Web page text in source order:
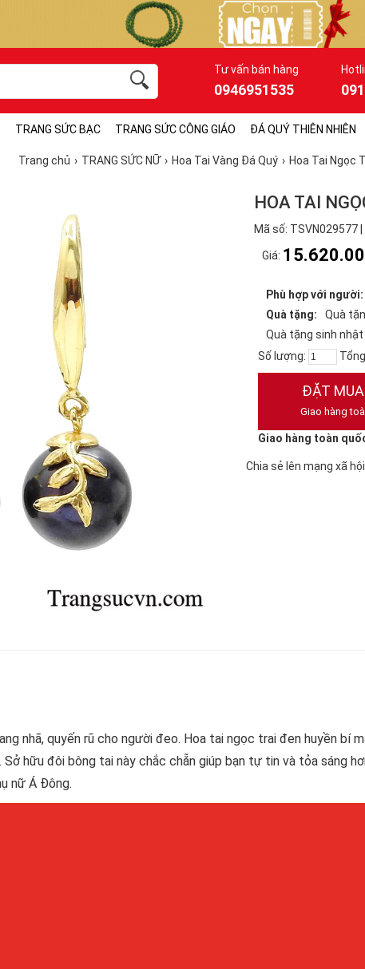
Tư vấn bán hàng
0946951535
TRANG SỨC BẠC TRANG SỨC CÔNG GIÁO ĐÁ QUÝ THIÊN NHIÊN
Trang chủ TRANG SỨC NỮ Hoa Tai Vàng Đá Quý Hoa Tai Ngọc
HOA TAI
Mã số: TSVN029577
Giá:
Phù hợp với người:
Quà tặng:
Quà
Quà tặng sinh nhật
Số lượng:
ĐẶT
Giao hàng
Giao hàng toàn
Chia sẻ lên mạng xã hội
nhã, quyến rũ cho người đeo. Hoa tai ngọc trai đen huyền bí
hữu đôi bông tai này chắc chẵn giúp bạn tự tin và tỏa sáng
nữ Á Đông.